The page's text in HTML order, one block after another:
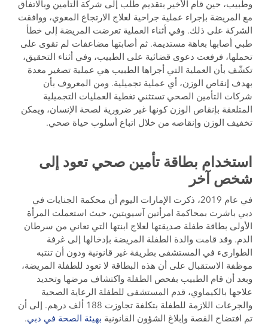
وطبيب، حين قام الأخير بتقديم طلب إلى شركة التأمين وبالاتفاق
مع المريضة بإجراء عملية جراحية لعلاج الارتجاع المعوي، ووافقت
الشركة على ذلك. وفي أثناء العملية تعرضت المريضة إلى خطأ
طبي أصابها بعاهة مستديمة. ثم أصابتها مضاعفات لم تقوى على
تحملها، فرفعت دعوى قضائية على الطبيب، وفي أثناء التحقيق،
تكشّف بأن العملية التي أجراها الطبيب هي عملية تصغير معدة
بهدف إنقاص الوزن، أي عملية تجميلية. ومن المعروف بأن
شركات التأمين الصحي تستثني تغطية العمليات التجميلية
المتلعقة بإنقاص الوزن كونها غير ضرورية لصحة الإنسان، ويمكن
تخفيف الوزن وإنقاصه من خلال اتباع أسلوب حياة صحي.
استخدام بطاقة تأمين صحي تعود إلى
شخص آخر
في عام 2019، ذكرت الإمارات اليوم أن محكمة الجنايات في
دبي باشرت بمحاكمة امرأتين آسيويتين، حيث استعملت المرأة
الأولى بطاقة طفلة صديقتها لعلاج ابنتها التي تعاني من سرطان
الدم. وقد قامت والدة الطفلة المريضة بإدخالها إلى غرفة
الطوارىء في المستشفى بطريقة غير قانونية ودون أن تنتبه
موظفة الاستقبال على أن هذه البطاقة لا تعود للطفلة المريضة،
وبعد أن قام الطبيب بفحص الطفلة واكتشاف مرضها وتحديد
علاجها بالكيماوي، قدم المستشفى للطفلة الرعاية الصحية
والجرعات اللازمة للطفلة بتكلفة تجاوزت 188 ألف درهم. إلى أن
تم افتضاح القصة وإبلاغ الشؤون القانونية بهيئة الصحة في دبي.